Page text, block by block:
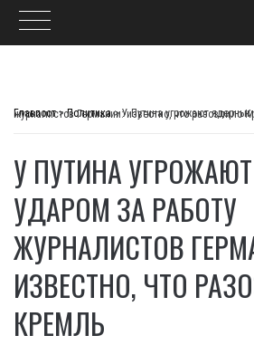
Главпост>Политика>
У Путина угрожают ядерным ударом за работу журналистов Германии: известно, что
У ПУТИНА
УДАРОМ ЗА РАБОТУ
ЖУРНАЛИСТОВ
ИЗВЕСТНО, ЧТО
КРЕМЛЬ